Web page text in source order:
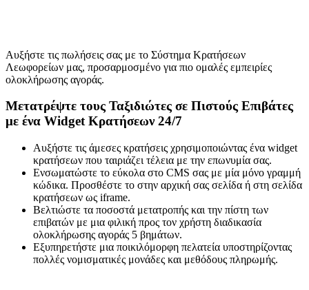
Αυξήστε τις πωλήσεις σας με το Σύστημα Κρατήσεων
Λεωφορείων μας, προσαρμοσμένο για πιο ομαλές εμπειρίες
ολοκλήρωσης αγοράς.
Μετατρέψτε τους Ταξιδιώτες σε Πιστούς Επιβάτες
με ένα Widget Κρατήσεων 24/7
Αυξήστε τις άμεσες κρατήσεις χρησιμοποιώντας ένα widget
κρατήσεων που ταιριάζει τέλεια με την επωνυμία σας.
Ενσωματώστε το εύκολα στο CMS σας με μία μόνο γραμμή
κώδικα. Προσθέστε το στην αρχική σας σελίδα ή στη σελίδα
κρατήσεων ως iframe.
Βελτιώστε τα ποσοστά μετατροπής και την πίστη των
επιβατών με μια φιλική προς τον χρήστη διαδικασία
ολοκλήρωσης αγοράς 5 βημάτων.
Εξυπηρετήστε μια ποικιλόμορφη πελατεία υποστηρίζοντας
πολλές νομισματικές μονάδες και μεθόδους πληρωμής.